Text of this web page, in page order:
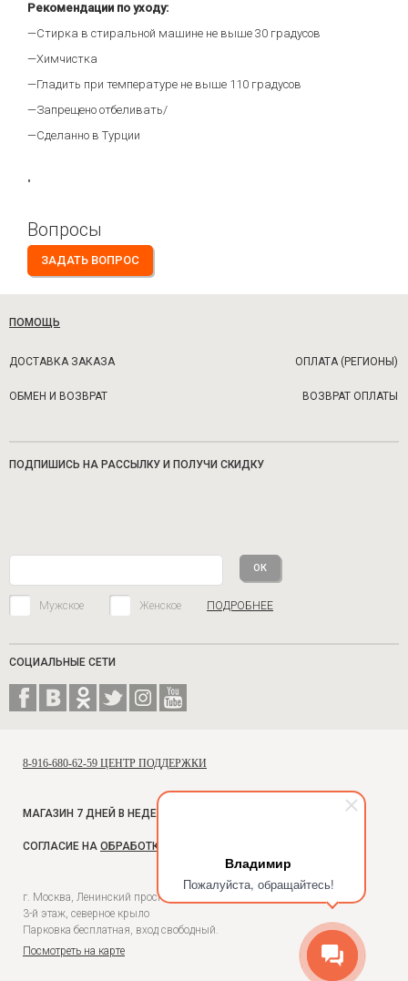
Владимир
Пожалуйста, обращайтесь!
Рекомендации по уходу:
—Стирка в стиральной машине не выше 30 градусов
—Химчистка
—Гладить при температуре не выше 110 градусов
—Запрещено отбеливать/
—Сделанно в Турции
"
Вопросы
ЗАДАТЬ ВОПРОС
ПОМОЩЬ
ДОСТАВКА ЗАКАЗА ОПЛАТА (РЕГИОНЫ)
ОБМЕН И ВОЗВРАТ ВОЗВРАТ ОПЛАТЫ
ПОДПИШИСЬ НА РАССЫЛКУ И ПОЛУЧИ СКИДКУ
Мужское Женское ПОДРОБНЕЕ
СОЦИАЛЬНЫЕ СЕТИ
8-916-680-62-59 ЦЕНТР ПОДДЕРЖКИ
МАГАЗИН 7 ДНЕЙ В НЕДЕЛЮ, С 10 ДО 18
СОГЛАСИЕ НА ОБРАБОТКУ ПЕРСОНАЛЬНЫХ ДАННЫХ
г. Москва, Ленинский проспект, 54, Универмаг Москва,
3-й этаж, северное крыло
Парковка бесплатная, вход свободный.
Посмотреть на карте